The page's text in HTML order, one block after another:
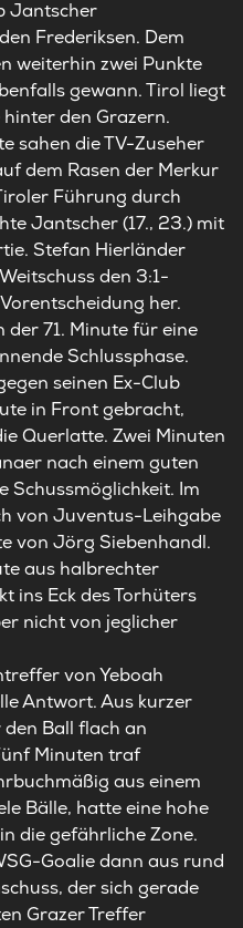
Jantscher
Frederiksen. Dem
weiterhin zwei Punkte
gewann. Tirol liegt
den Grazern.
sahen die TV-Zuseher
dem Rasen der Merkur
Führung durch
Jantscher (17., 23.) mit
Stefan Hierländer
den 3:1-
her.
der 71. Minute für eine
Schlussphase.
seinen Ex-Club
in Front gebracht,
Querlatte. Zwei Minuten
nach einem guten
Schussmöglichkeit. Im
von Juventus-Leihgabe
von Jörg Siebenhandl.
aus halbrechter
ins Eck des Torhüters
nicht von jeglicher
von Yeboah
Antwort. Aus kurzer
Ball flach an
Minuten traf
aus einem
Bälle, hatte eine hohe
die gefährliche Zone.
Goalie dann aus rund
der sich gerade
Grazer Treffer